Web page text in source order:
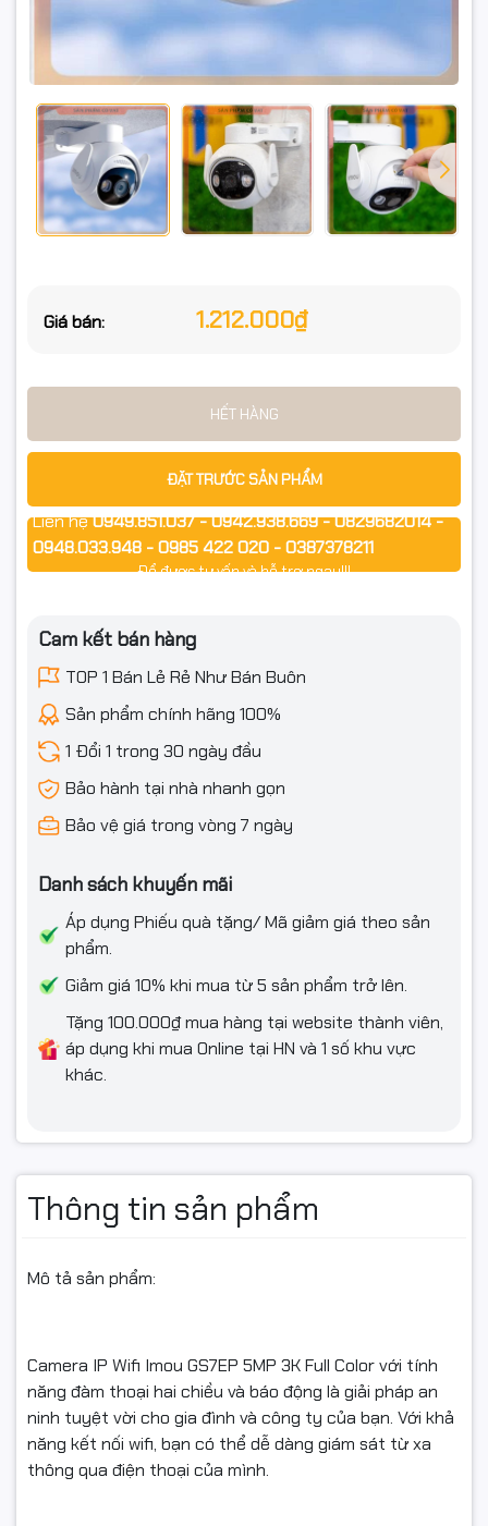
Giá bán: 1.212.000₫
HẾT HÀNG
ĐẶT TRƯỚC SẢN PHẨM
Liên hệ0949.851.037 - 0942.938.669 - 0829682014 -
0948.033.948 - 0985 422 020 - 0387378211
Để được tư vấn và hỗ trợ ngay!!!
Cam kết bán hàng
TOP 1 Bán Lẻ Rẻ Như Bán Buôn
Sản phẩm chính hãng 100%
1 Đổi 1 trong 30 ngày đầu
Bảo hành tại nhà nhanh gọn
Bảo vệ giá trong vòng 7 ngày
Danh sách khuyến mãi
Áp dụng Phiếu quà tặng/ Mã giảm giá theo sản
phẩm.
Giảm giá 10% khi mua từ 5 sản phẩm trở lên.
Tặng 100.000₫ mua hàng tại website thành viên,
áp dụng khi mua Online tại HN và 1 số khu vực
khác.
Thông tin sản phẩm
Mô tả sản phẩm:
Camera IP Wifi Imou GS7EP 5MP 3K Full Color với tính
năng đàm thoại hai chiều và báo động là giải pháp an
ninh tuyệt vời cho gia đình và công ty của bạn. Với khả
năng kết nối wifi, bạn có thể dễ dàng giám sát từ xa
thông qua điện thoại của mình.